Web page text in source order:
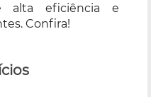
alta eficiência e
Confira!